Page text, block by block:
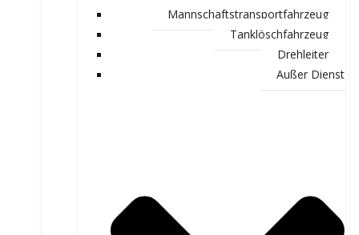
Mannschaftstransportfahrzeug
Tanklöschfahrzeug
Drehleiter
Außer Dienst